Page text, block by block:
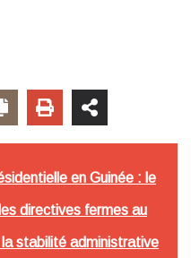
en Guinée : le
directives fermes au
stabilité administrative